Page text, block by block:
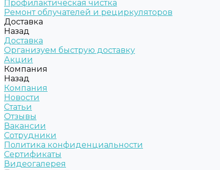
Профилактическая чистка
Ремонт облучателей и рециркуляторов
Доставка
Назад
Доставка
Организуем быструю доставку
Акции
Компания
Назад
Компания
Новости
Статьи
Отзывы
Вакансии
Сотрудники
Политика конфиденциальности
Сертификаты
Видеогалерея